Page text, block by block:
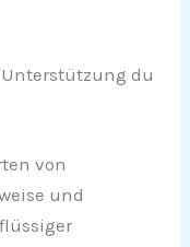
du
von
und